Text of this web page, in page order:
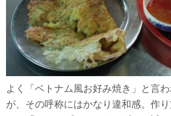
よく「ベトナム風お好み焼き」と言
が、その呼称にはかなり違和感。作